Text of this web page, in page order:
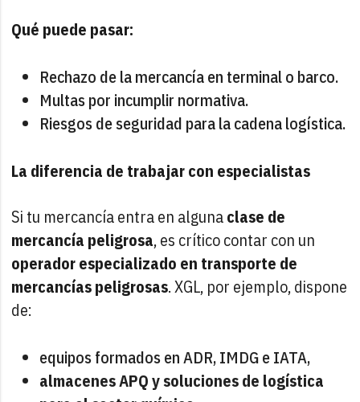
Qué puede pasar:
Rechazo de la mercancía en terminal o barco.
Multas por incumplir normativa.
Riesgos de seguridad para la cadena logística.
La diferencia de trabajar con especialistas
Si tu mercancía entra en algunaclase de
mercancía peligrosa, es crítico contar con un
operador especializado en transporte de
mercancías peligrosas. XGL, por ejemplo, dispone
de:
equipos formados en ADR, IMDG e IATA,
almacenes APQ y soluciones de logística